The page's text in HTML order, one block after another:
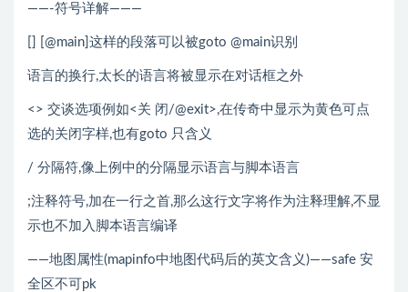
——-符号详解———
[] [@main]这样的段落可以被goto @main识别
语言的换行,太长的语言将被显示在对话框之外
<> 交谈选项例如<关 闭/@exit>,在传奇中显示为黄色可点
选的关闭字样,也有goto 只含义
/ 分隔符,像上例中的分隔显示语言与脚本语言
;注释符号,加在一行之首,那么这行文字将作为注释理解,不显
示也不加入脚本语言编译
——地图属性(mapinfo中地图代码后的英文含义)——safe 安
全区不可pk